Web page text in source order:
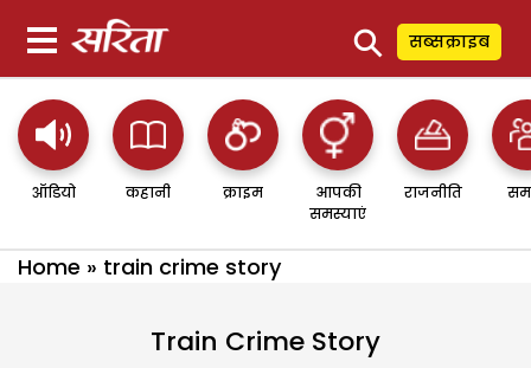
⚲ सब्सक्राइब
ऑडियो कहानी क्राइम
आपकी
समस्याएं
राजनीति
Home » train crime story
Train Crime Story